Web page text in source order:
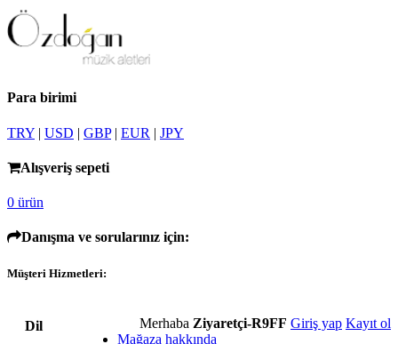
Para birimi
TRY | USD | GBP| EUR | JPY
Alışveriş sepeti
0 ürün
Danışma ve sorularınız için:
Müşteri Hizmetleri:
Dil Merhaba Ziyaretçi-R9FF Giriş yap Kayıt ol
Mağaza hakkında